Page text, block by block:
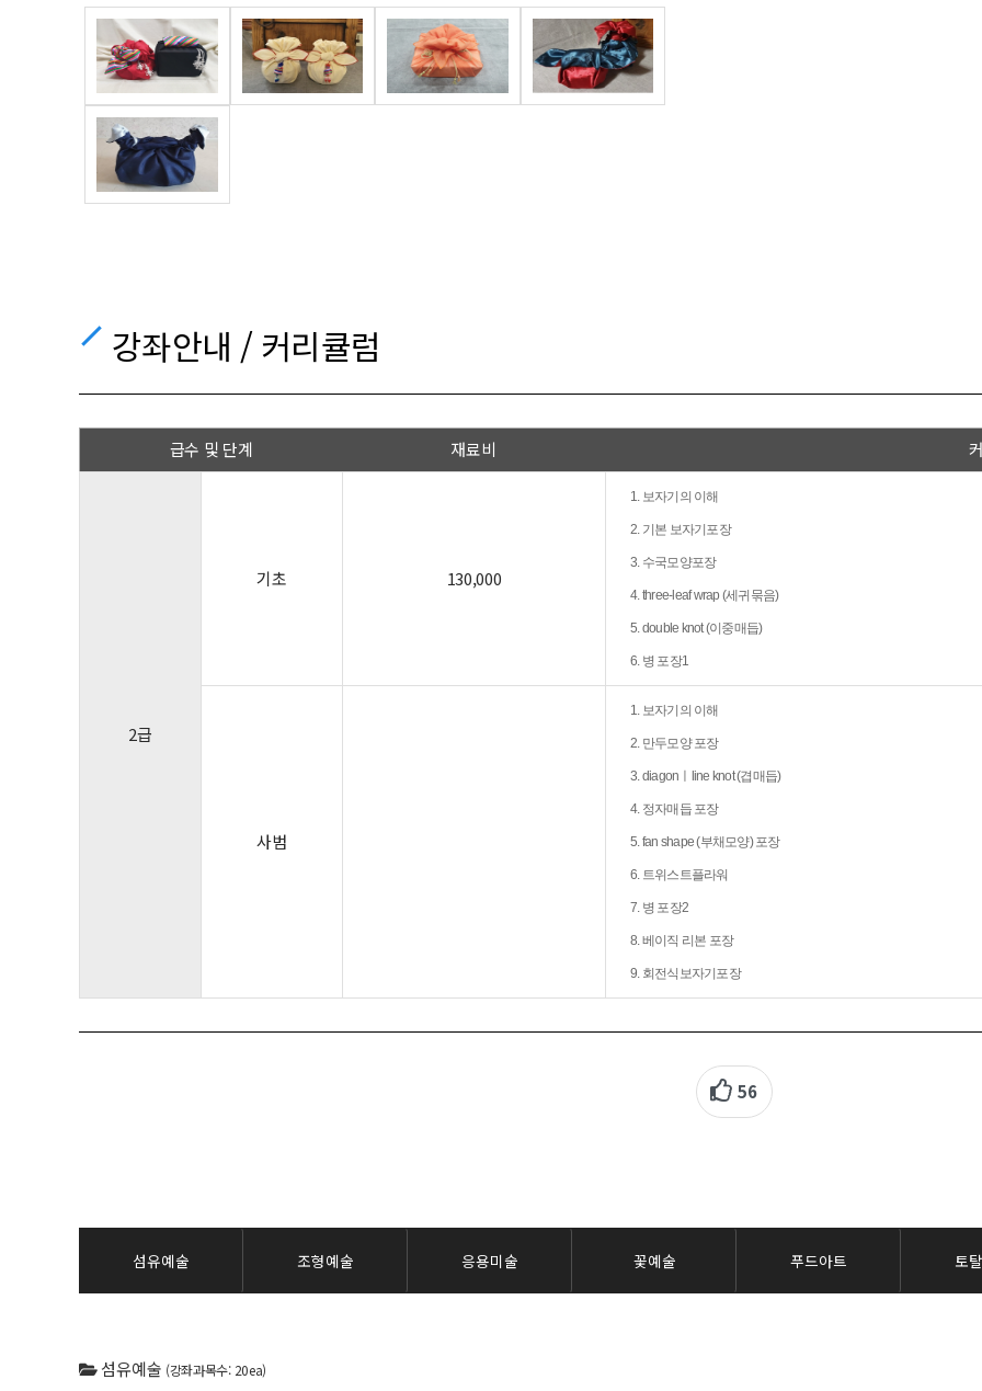
강좌안내 / 커리큘럼
급수 및 단계 재료비
2급
기초 130,000
1. 보자기의 이해
2. 기본 보자기포장
3. 수국모양포장
4. three-leaf wrap (세귀묶음)
5. double knot (이중매듭)
6. 병 포장1
사범
1. 보자기의 이해
2. 만두모양 포장
3. diagonㅣline knot (겹매듭)
4. 정자매듭 포장
5. fan shape (부채모양) 포장
6. 트위스트플라워
7. 병 포장2
8. 베이직 리본 포장
9. 회전식보자기포장
56
섬유예술 조형예술 응용미술 꽃예술 푸드아트 토
섬유예술 (강좌과목수: 20ea)